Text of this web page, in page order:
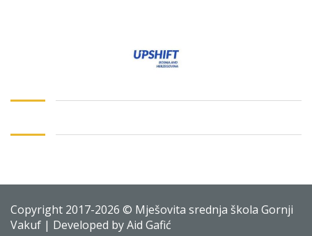
Copyright 2017-2026 © Mješovita srednja škola Gornji
Vakuf | Developed by Aid Gafić